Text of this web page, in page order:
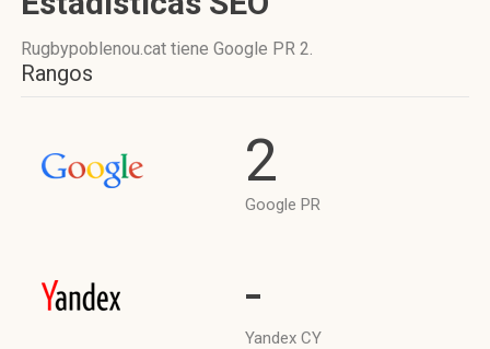
Rugbypoblenou.cat tiene Google PR 2.
Rangos
2
Google PR
-
Yandex CY